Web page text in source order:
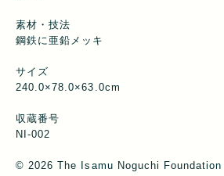
素材・技法
鋼鉄に亜鉛メッキ
サイズ
240.0×78.0×63.0cm
収蔵番号
NI-002
© 2026 The Isamu Noguchi Foundation